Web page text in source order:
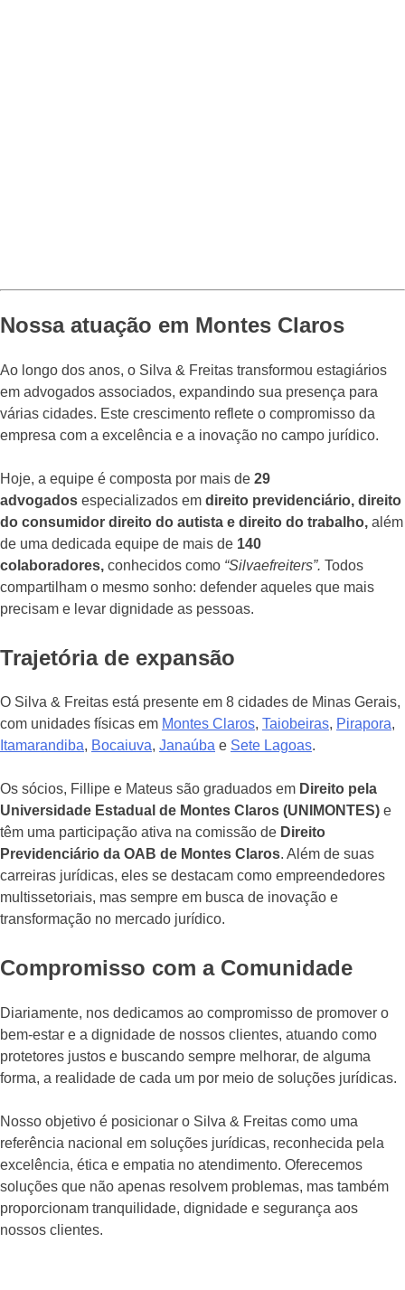
Nossa atuação em Montes Claros
Ao longo dos anos, o Silva & Freitas transformou estagiários
em advogados associados, expandindo sua presença para
várias cidades. Este crescimento reflete o compromisso da
empresa com a excelência e a inovação no campo jurídico.
Hoje, a equipe é composta por mais de 29
advogados especializados em direito previdenciário, direito
do consumidor direito do autista e direito do trabalho, além
de uma dedicada equipe de mais de 140
colaboradores, conhecidos como “Silvaefreiters”. Todos
compartilham o mesmo sonho: defender aqueles que mais
precisam e levar dignidade as pessoas.
Trajetória de expansão
O Silva & Freitas está presente em 8 cidades de Minas Gerais,
com unidades físicas em Montes Claros, Taiobeiras, Pirapora,
Itamarandiba, Bocaiuva, Janaúba e Sete Lagoas.
Os sócios, Fillipe e Mateus são graduados em Direito pela
Universidade Estadual de Montes Claros (UNIMONTES) e
têm uma participação ativa na comissão de Direito
Previdenciário da OAB de Montes Claros. Além de suas
carreiras jurídicas, eles se destacam como empreendedores
multissetoriais, mas sempre em busca de inovação e
transformação no mercado jurídico.
Compromisso com a Comunidade
Diariamente, nos dedicamos ao compromisso de promover o
bem-estar e a dignidade de nossos clientes, atuando como
protetores justos e buscando sempre melhorar, de alguma
forma, a realidade de cada um por meio de soluções jurídicas.
Nosso objetivo é posicionar o Silva & Freitas como uma
referência nacional em soluções jurídicas, reconhecida pela
excelência, ética e empatia no atendimento. Oferecemos
soluções que não apenas resolvem problemas, mas também
proporcionam tranquilidade, dignidade e segurança aos
nossos clientes.